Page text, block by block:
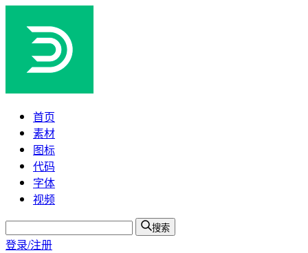
首页
素材
图标
代码
字体
视频
搜索
登录/注册